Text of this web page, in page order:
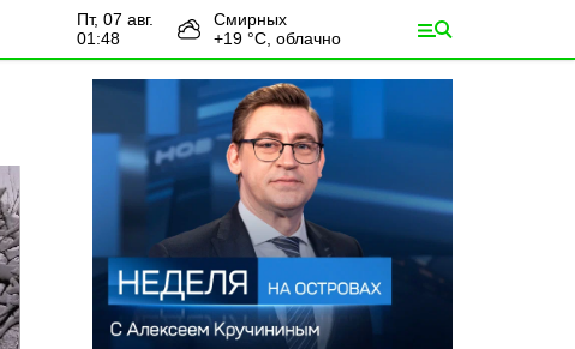
пт, 07 авг.
01:48
Смирных
+19 °С, облачно